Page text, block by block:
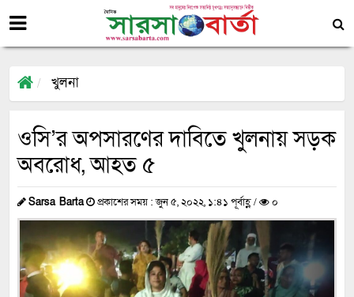
খুলনা
ওসি’র অপসারণের দাবিতে খুলনায় সড়ক
অবরোধ, আহত ৫
Sarsa Barta প্রকাশের সময় : জুন ৫, ২০২২, ১:৪১ পূর্বাহ্ণ / ০